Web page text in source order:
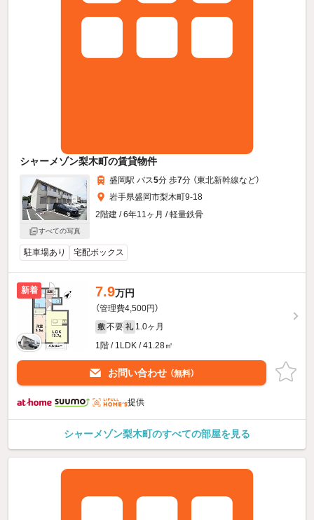
シャーメゾン梨木町の賃貸物件
すべての写真
盛岡駅 バス5分 歩7分 （東北新幹線など）
岩手県盛岡市梨木町9-18
2階建 / 6年11ヶ月 / 軽量鉄骨
駐車場あり 宅配ボックス
新着 7.9万円
（管理費4,500円）
敷 不要 礼 1.0ヶ月
1階 / 1LDK / 41.28㎡
お問い合わせ （無料）
提供
シャーメゾン梨木町のすべての部屋を見る